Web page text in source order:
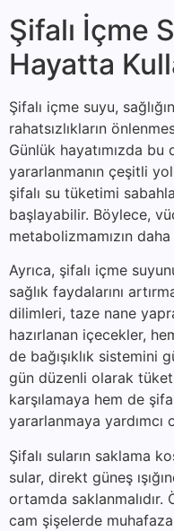
Şifalı İçme
Hayatta
Şifalı içme suyu,
rahatsızlıkların
Günlük hayatımızda
yararlanmanın çeşitli
şifalı su tüketimi
başlayabilir. Böylece,
metabolizmamızın daha
Ayrıca, şifalı içme
sağlık faydalarını
dilimleri, taze nane
hazırlanan içecekler,
de bağışıklık sistemini
gün düzenli olarak
karşılamaya hem de
yararlanmaya yardımcı
Şifalı suların saklama
sular, direkt güneş
ortamda
cam şişelerde